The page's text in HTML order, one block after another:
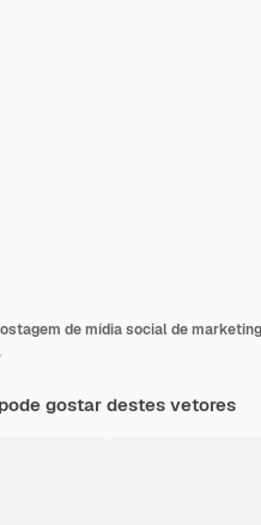
gostar destes vetores